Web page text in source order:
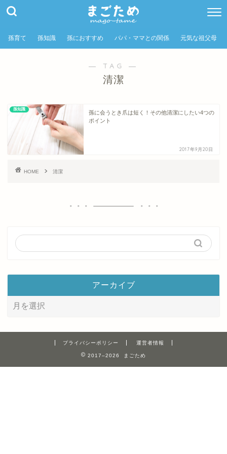
孫育て 孫知識 孫におすすめ パパ・ママとの関係 元気な祖父母
― TAG ―
清潔
孫知識
孫に会うとき爪は短く！その他清潔にしたい4つの
ポイント
2017年9月20日
HOME 清潔
アーカイブ
プライバシーポリシー 運営者情報
2017–2026 まごため